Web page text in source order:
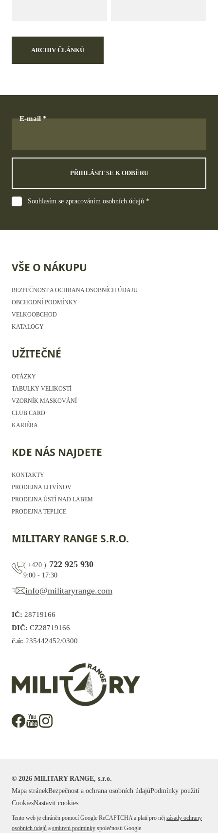
ARCHIV ČLÁNKŮ
E-mail
PŘIHLÁSIT SE K ODBĚRU
Souhlasím se zpracováním osobních údajů *
VŠE O NÁKUPU
BEZPEČNOST A OCHRANA OSOBNÍCH ÚDAJŮ
OBCHODNÍ PODMÍNKY
VELKOOBCHOD
KATALOGY
UŽITEČNÉ
OTÁZKY
TABULKY VELIKOSTÍ
VZORNÍK MASKOVÁNÍ
CLUB CARD
KARIÉRA
KDE NÁS NAJDETE
KONTAKTY
PRODEJNA LITVÍNOV
PRODEJNA ÚSTÍ NAD LABEM
PRODEJNA TEPLICE
MILITARY RANGE S.R.O.
( +420 ) 722 925 930
9:00 - 17:30
info@militaryrange.com
IČ: 28719166
DIČ: CZ28719166
č.ú: 235442452/0300
© 2026 MILITARY RANGE, s.r.o.
Mapa stránekBezpečnost a ochrana osobních údajůPodmínky použití
CookiesNastavit cookies
Tento web je chráněn pomocí Google ReCAPTCHA a platí pro něj zásady ochrany
osobních údajů a smluvní podmínky společnosti Google.